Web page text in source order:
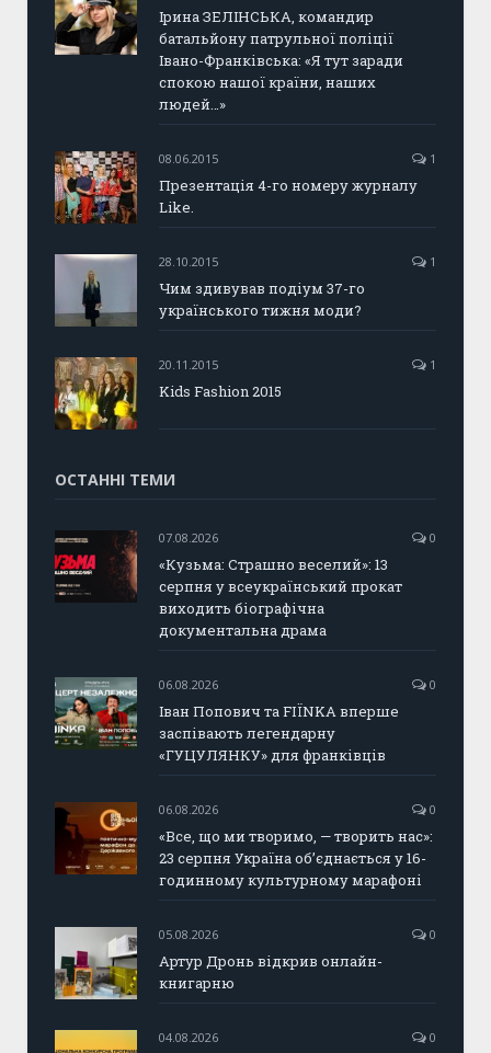
Ірина ЗЕЛІНСЬКА, командир
батальйону патрульної поліції
Івано-Франківська: «Я тут заради
спокою нашої країни, наших
людей…»
08.06.2015 1
Презентація 4-го номеру журналу
Like.
28.10.2015 1
Чим здивував подіум 37-го
українського тижня моди?
20.11.2015 1
Kids Fashion 2015
ОСТАННІ ТЕМИ
07.08.2026 0
«Кузьма: Страшно веселий»: 13
серпня у всеукраїнський прокат
виходить біографічна
документальна драма
06.08.2026 0
Іван Попович та FIÏNKA вперше
заспівають легендарну
«ГУЦУЛЯНКУ» для франківців
06.08.2026 0
«Все, що ми творимо, — творить нас»:
23 серпня Україна об’єднається у 16-
годинному культурному марафоні
05.08.2026 0
Артур Дронь відкрив онлайн-
книгарню
04.08.2026 0